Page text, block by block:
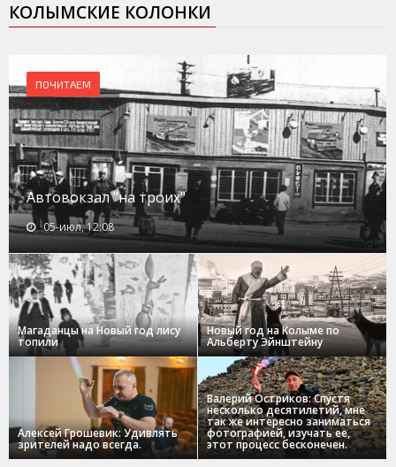
КОЛЫМСКИЕ КОЛОНКИ
ПОЧИТАЕМ
Автовокзал "на троих"
05-июл, 12:08
Магаданцы на Новый год лису
топили
Новый год на Колыме по
Альберту Эйнштейну
Алексей Грошевик: Удивлять
зрителей надо всегда.
Валерий Остриков: Спустя
несколько десятилетий, мне
так же интересно заниматься
фотографией, изучать ее,
этот процесс бесконечен.